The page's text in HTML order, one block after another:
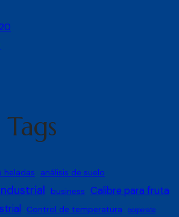
heladas análisis de suelo
business Calibre para fruta
Control de temperatura corporate